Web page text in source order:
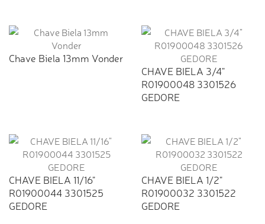
Chave Biela 13mm Vonder
CHAVE BIELA 3/4"
R01900048 3301526
GEDORE
CHAVE BIELA 11/16"
R01900044 3301525
GEDORE
CHAVE BIELA 1/2"
R01900032 3301522
GEDORE